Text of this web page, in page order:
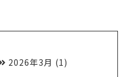
2026年3月 (1)